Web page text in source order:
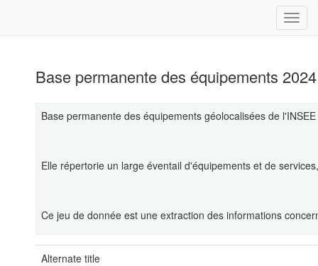
Base permanente des équipements
Base permanente des équipements géolocalisées de
Elle répertorie un large éventail d'équipements et de
Ce jeu de donnée est une extraction des informations
Alternate title